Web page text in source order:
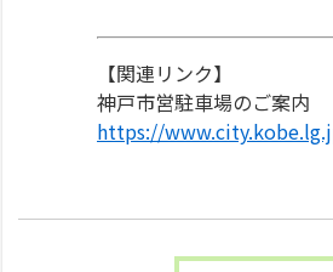
【関連リンク】
神戸市営駐車場のご案内
https://